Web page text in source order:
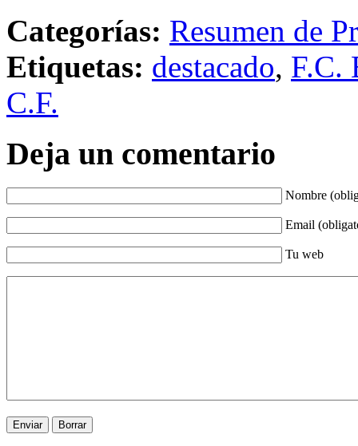
Categorías: Resumen de
Etiquetas: destacado, F.C.
C.F.
Deja un comentario
Nombre
Email
Tu web